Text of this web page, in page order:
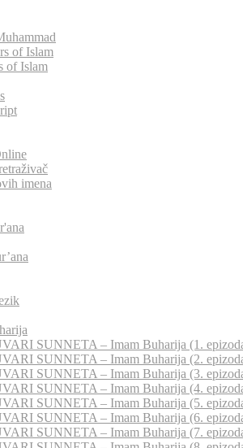
of Islam
of Islam
imena
SUNNETA – Imam Buharija (1.
SUNNETA – Imam Buharija (2.
SUNNETA – Imam Buharija (3.
SUNNETA – Imam Buharija (4.
SUNNETA – Imam Buharija (5.
SUNNETA – Imam Buharija (6.
SUNNETA – Imam Buharija (7.